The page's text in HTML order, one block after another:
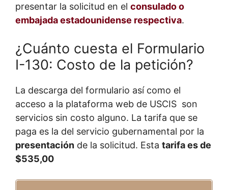
presentar la solicitud en el consulado o
embajada estadounidense respectiva.
¿Cuánto cuesta el Formulario
I-130: Costo de la petición?
La descarga del formulario así como el
acceso a la plataforma web de USCIS son
servicios sin costo alguno. La tarifa que se
paga es la del servicio gubernamental por la
presentación de la solicitud. Esta tarifa es de
$535,00